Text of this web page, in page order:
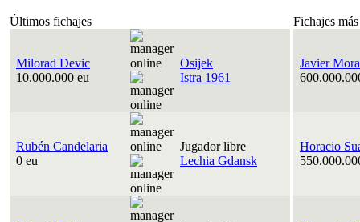
Últimos fichajes Fichajes
Milorad Devic
10.000.000 eu
Osijek
Istra 1961
Javier
Rubén Candelaria
0 eu
Jugador libre
Lechia Gdansk
Horacio